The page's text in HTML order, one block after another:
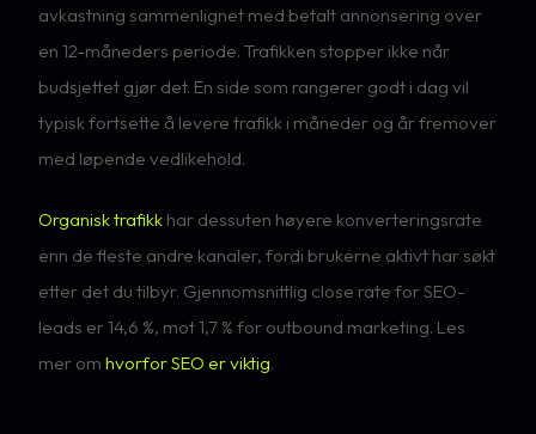
avkastning sammenlignet med betalt annonsering over
en 12-måneders periode. Trafikken stopper ikke når
budsjettet gjør det. En side som rangerer godt i dag vil
typisk fortsette å levere trafikk i måneder og år fremover
med løpende vedlikehold.
Organisk trafikk har dessuten høyere konverteringsrate
enn de fleste andre kanaler, fordi brukerne aktivt har søkt
etter det du tilbyr. Gjennomsnittlig close rate for SEO-
leads er 14,6 %, mot 1,7 % for outbound marketing. Les
mer om hvorfor SEO er viktig.